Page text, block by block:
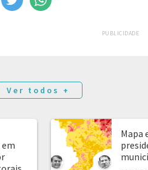
PUBLICIDADE
Ver todos +
Mapa